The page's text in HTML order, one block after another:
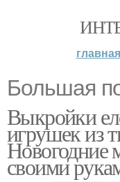
главная
Большая
Выкройки
игрушек из
Новогодние
своими